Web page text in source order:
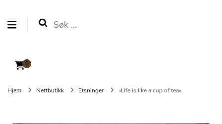
Søk
0
Hjem Nettbutikk Etsninger «Life is like a cup of tea»